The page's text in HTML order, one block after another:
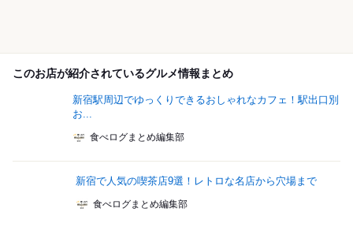
このお店が紹介されているグルメ情報まとめ
新宿駅周辺でゆっくりできるおしゃれなカフェ！駅出口別
お...
食べログまとめ編集部
新宿で人気の喫茶店9選！レトロな名店から穴場まで
食べログまとめ編集部